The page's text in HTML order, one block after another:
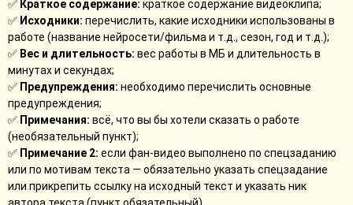
✅ Краткое содержание: краткое содержание видеоклипа;
✅ Исходники: перечислить, какие исходники использованы в
работе (название нейросети/фильма и т.д., сезон, год и т.д.);
✅ Вес и длительность: вес работы в МБ и длительность в
минутах и секундах;
✅ Предупреждения: необходимо перечислить основные
предупреждения;
✅ Примечания: всё, что вы бы хотели сказать о работе
(необязательный пункт);
✅ Примечание 2: если фан-видео выполнено по спецзаданию
или по мотивам текста — обязательно указать спецзадание
или прикрепить ссылку на исходный текст и указать ник
автора текста (пункт обязательный).